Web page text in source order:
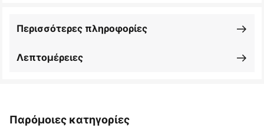
Λεπτομέρειες
Περισσότερες πληροφορίες
Παρόμοιες κατηγορίες